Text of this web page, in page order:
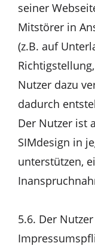
seiner
Mitstörer in
(z.B. auf
Nutzer dazu
dadurch
Der Nutzer ist
SIMdesign in
unterstützen,
5.6. Der